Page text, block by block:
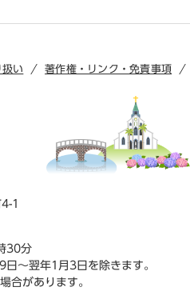
い
著作権・リンク・免責事項
1
30分
～翌年1月3日を除きます。
合があります。